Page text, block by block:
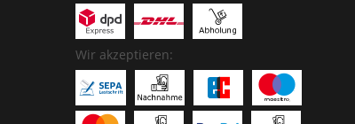
Wir akzeptieren: